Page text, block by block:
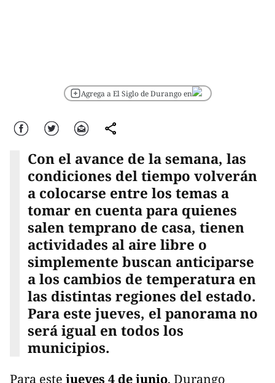
Agrega a El Siglo de Durango en
Facebook Twitter Correo comparte
Con el avance de la semana, las
condiciones del tiempo volverán
a colocarse entre los temas a
tomar en cuenta para quienes
salen temprano de casa, tienen
actividades al aire libre o
simplemente buscan anticiparse
a los cambios de temperatura en
las distintas regiones del estado.
Para este jueves, el panorama no
será igual en todos los
municipios.
Para este jueves 4 de junio, Durango